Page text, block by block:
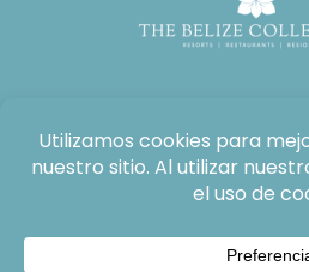
Todos los derechos reservados: The